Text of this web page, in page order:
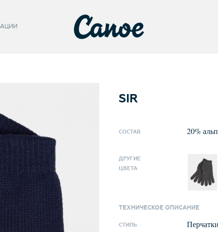
SIR
СОСТАВ 20%
ДРУГИЕ
ЦВЕТА
ТЕХНИЧЕСКОЕ ОПИСАНИЕ
СТИЛЬ Перчатки